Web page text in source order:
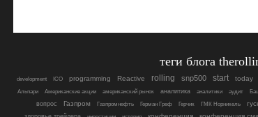
теги блога
development ICO programming Reactive rolling snp500 start today
Альпари
Американские акции американский рынок аналитика аналитики аудит
вопрос Газпром Газпромнефть Герман Греф Герчик ГМК Норникель